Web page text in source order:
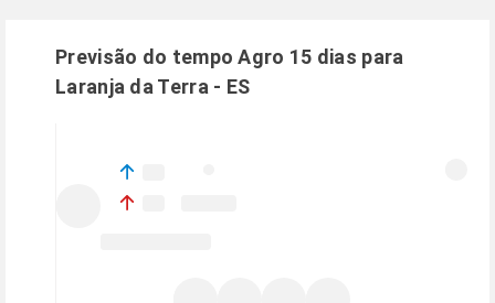
Previsão do tempo Agro 15 dias para
Laranja da Terra - ES